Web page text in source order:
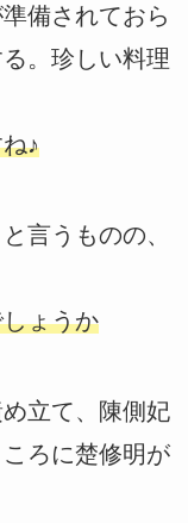
備されておら
。珍しい料理
♪
言うものの、
ょうか
立て、陳側妃
ろに楚修明が